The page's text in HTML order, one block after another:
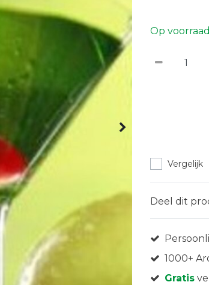
Op voorraad
Vergelijk
Deel dit
1000+
Gratis